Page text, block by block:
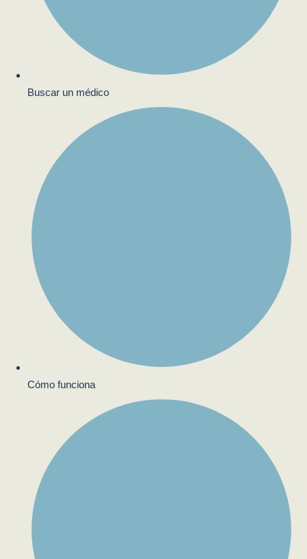
Buscar un médico
Cómo funciona